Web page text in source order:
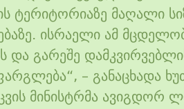
ტერიტორიაზე მაღალი
ისრაელი ამ
და გარეშე
– განაცხადა
მინისტრმა ავიგდორ